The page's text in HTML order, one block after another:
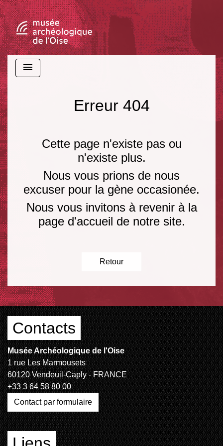
menu
Erreur 404
Cette page n'existe pas ou
n'existe plus.
Nous vous prions de nous
excuser pour la gène occasionée.
Nous vous invitons à revenir à la
page d'accueil de notre site.
Retour
Contacts
Musée Archéologique de l'Oise
1 rue Les Marmousets
60120 Vendeuil-Caply - FRANCE
+33 3 64 58 80 00
Contact par formulaire